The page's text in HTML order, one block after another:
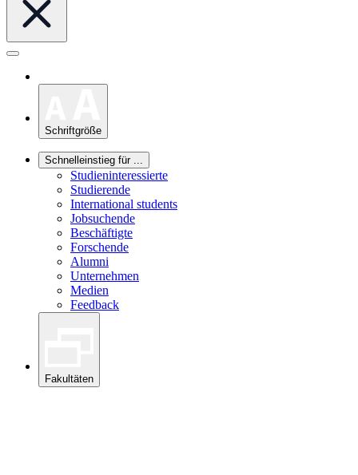
Schriftgröße
Schnelleinstieg für ...
Studieninteressierte
Studierende
International students
Jobsuchende
Beschäftigte
Forschende
Alumni
Unternehmen
Medien
Feedback
Fakultäten